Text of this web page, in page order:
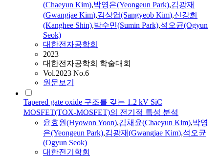
(Chaeyun Kim),박영은(Yeongeun Park),김광재
(Gwangjae Kim),김상엽(Sangyeob Kim),신강희
(Kanghee Shin),박수민(Sumin Park),석오균(Ogyun
Seok)
대한전자공학회
2023
대한전자공학회 학술대회
Vol.2023 No.6
원문보기
Tapered gate oxide 구조를 갖는 1.2 kV SiC
MOSFET(TOX-MOSFET)의 전기적 특성 분석
윤효원(Hyowon Yoon),김채윤(Chaeyun Kim),박영
은(Yeongeun Park),김광재(Gwangjae Kim),석오균
(Ogyun Seok)
대한전기학회